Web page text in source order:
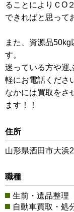
ることによりＣО
できればと思って
また、資源品
す。
迷っている方や運
軽にお電話くださ
なかには買取をさ
ます！！
住所
山形県酒田市大浜
職種
生前・遺品整理
自動車買取・処